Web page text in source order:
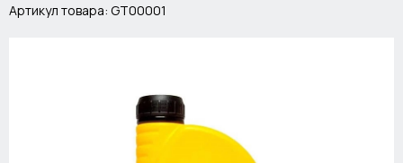
Артикул товара: GT00001